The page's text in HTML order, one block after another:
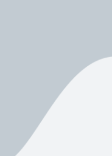
Qualitus Saúde